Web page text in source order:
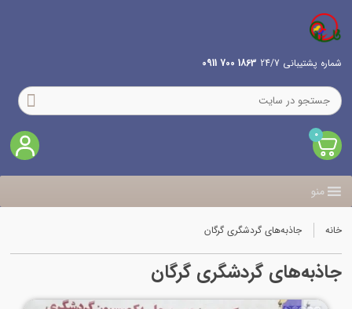
شماره پشتیبانی 24/7 1863 700 0911
0
منو
خانه جاذبه‌های گردشگری گرگان
جاذبه‌های گردشگری گرگان